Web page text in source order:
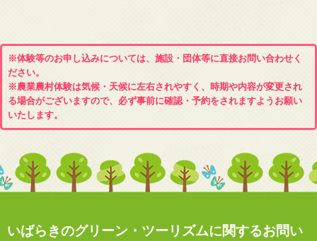
※体験等のお申し込みについては、施設・団体等に直接お問い合わせく
ださい。
※農業農村体験は気候・天候に左右されやすく、時期や内容が変更され
る場合がございますので、必ず事前に確認・予約をされますようお願い
いたします。
いばらきのグリーン・ツーリズムに関するお問い